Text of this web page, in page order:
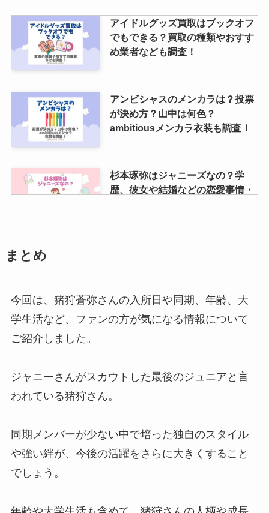
アイドルグッズ買取はブックオフ
でもできる？買取の種類やおすす
め業者なども調査！
アンビシャスのメンカラは？投票
が決め方？山中は何色？
ambitiousメンカラ衣装も調査！
杉本琢弥はジャニーズなの？学
歴、彼女や結婚などの恋愛事情・
justyが安すぎると言われる理由
ジャニーズグッズが高く売れると
持ち込み・口コミ悪いなども調査
TOP20に入ったグループは？
まとめ
今回は、猪狩蒼弥さんの入所日や同期、年齢、大
学生活など、ファンの方が気になる情報について
ご紹介しました。
ジャニーさんがスカウトした最後のジュニアと言
われている猪狩さん。
同期メンバーが少ない中で培った独自のスタイル
や強い絆が、今後の活躍をさらに大きくすること
でしょう。